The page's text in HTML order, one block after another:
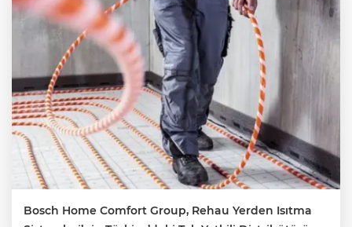
Bosch Home Comfort Group, Rehau Yerden Isıtma